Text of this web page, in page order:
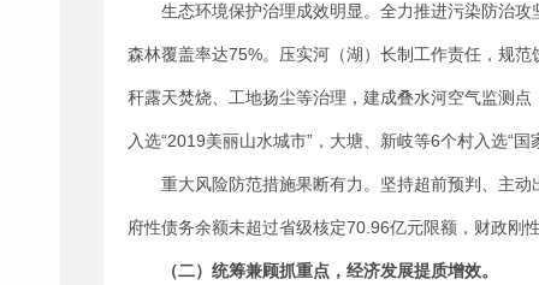
生态环境保护治理成效明显。全力推进污染防治
森林覆盖率达75%。压实河（湖）长制工作责任，规
秆露天焚烧、工地扬尘等治理，建成叠水河空气监测
入选“2019美丽山水城市”，大塘、新岐等6个村入选“国
重大风险防范措施果断有力。坚持超前预判、主
府性债务余额未超过省级核定70.96亿元限额，财政刚
（二）统筹兼顾抓重点，经济发展提质增效。